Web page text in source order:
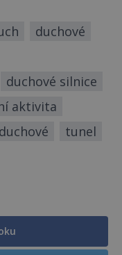
duchové
duchové silnice
aktivita
tunel